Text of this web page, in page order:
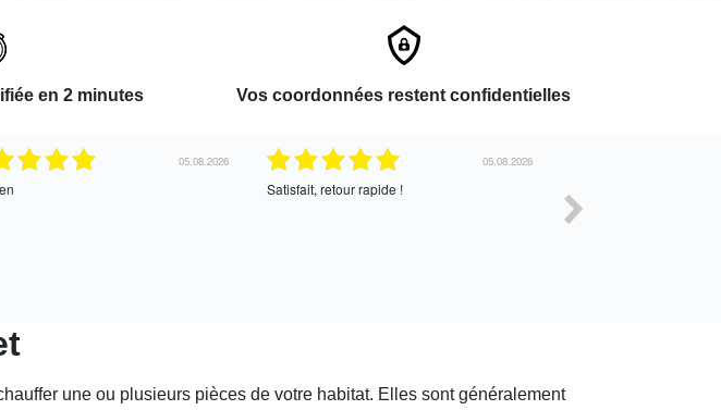
en 2 minutes Vos coordonnées restent confidentielles
05.08.2026 05.08.2026
Satisfait, retour rapide !
une ou plusieurs pièces de votre habitat. Elles sont généralement